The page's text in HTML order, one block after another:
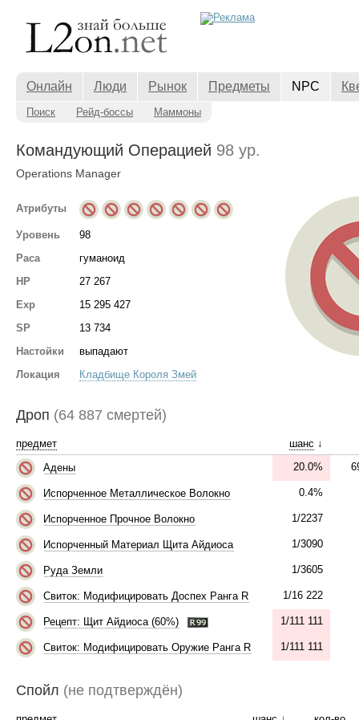
Онлайн Люди Рынок Предметы NPC
Поиск Рейд-боссы Маммоны
Командующий Операцией 98 ур.
Operations Manager
Атрибуты
Уровень
98
Раса
гуманоид
HP
27 267
Exp
15 295 427
SP
13 734
Настойки
выпадают
Локация
Кладбище Короля Змей
Дроп (64 887 смертей)
предмет шанс ↓
Адены
20.0%
Испорченное Металлическое Волокно 0.4%
Испорченное Прочное Волокно 1/2237
Испорченный Материал Щита Айдиоса 1/3090
Руда Земли 1/3605
Свиток: Модифицировать Доспех Ранга R 1/16 222
Рецепт: Щит Айдиоса (60%) 1/111 111
Свиток: Модифицировать Оружие Ранга R 1/111 111
Спойл (не подтверждён)